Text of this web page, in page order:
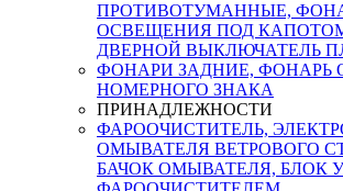
ПРОТИВОТУМАННЫЕ,
ОСВЕЩЕНИЯ ПОД
ДВЕРНОЙ ВЫКЛЮЧАТЕЛЬ
ФОНАРИ ЗАДНИЕ, ФОНАРЬ
НОМЕРНОГО ЗНАКА
ПРИНАДЛЕЖНОСТИ
ФАРООЧИСТИТЕЛЬ,
ОМЫВАТЕЛЯ ВЕТРОВОГО
БАЧОК ОМЫВАТЕЛЯ, БЛОК